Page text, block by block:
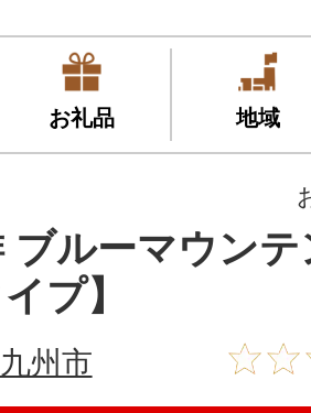
お礼品 地域
ブルーマウン
プ】
州市